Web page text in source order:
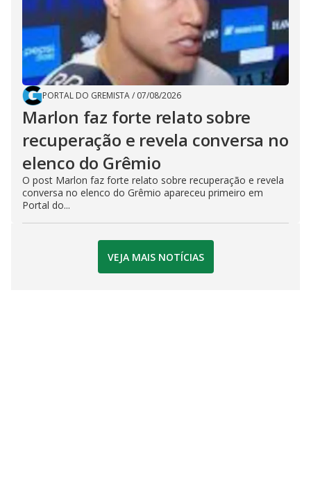
PORTAL DO GREMISTA/ 07/08/2026
Marlon faz forte relato sobre
recuperação e revela conversa no
elenco do Grêmio
O post Marlon faz forte relato sobre recuperação e revela
conversa no elenco do Grêmio apareceu primeiro em
Portal do...
VEJA MAIS NOTÍCIAS